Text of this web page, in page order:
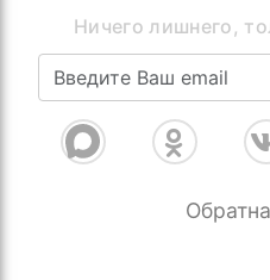
Ничего лишнего,